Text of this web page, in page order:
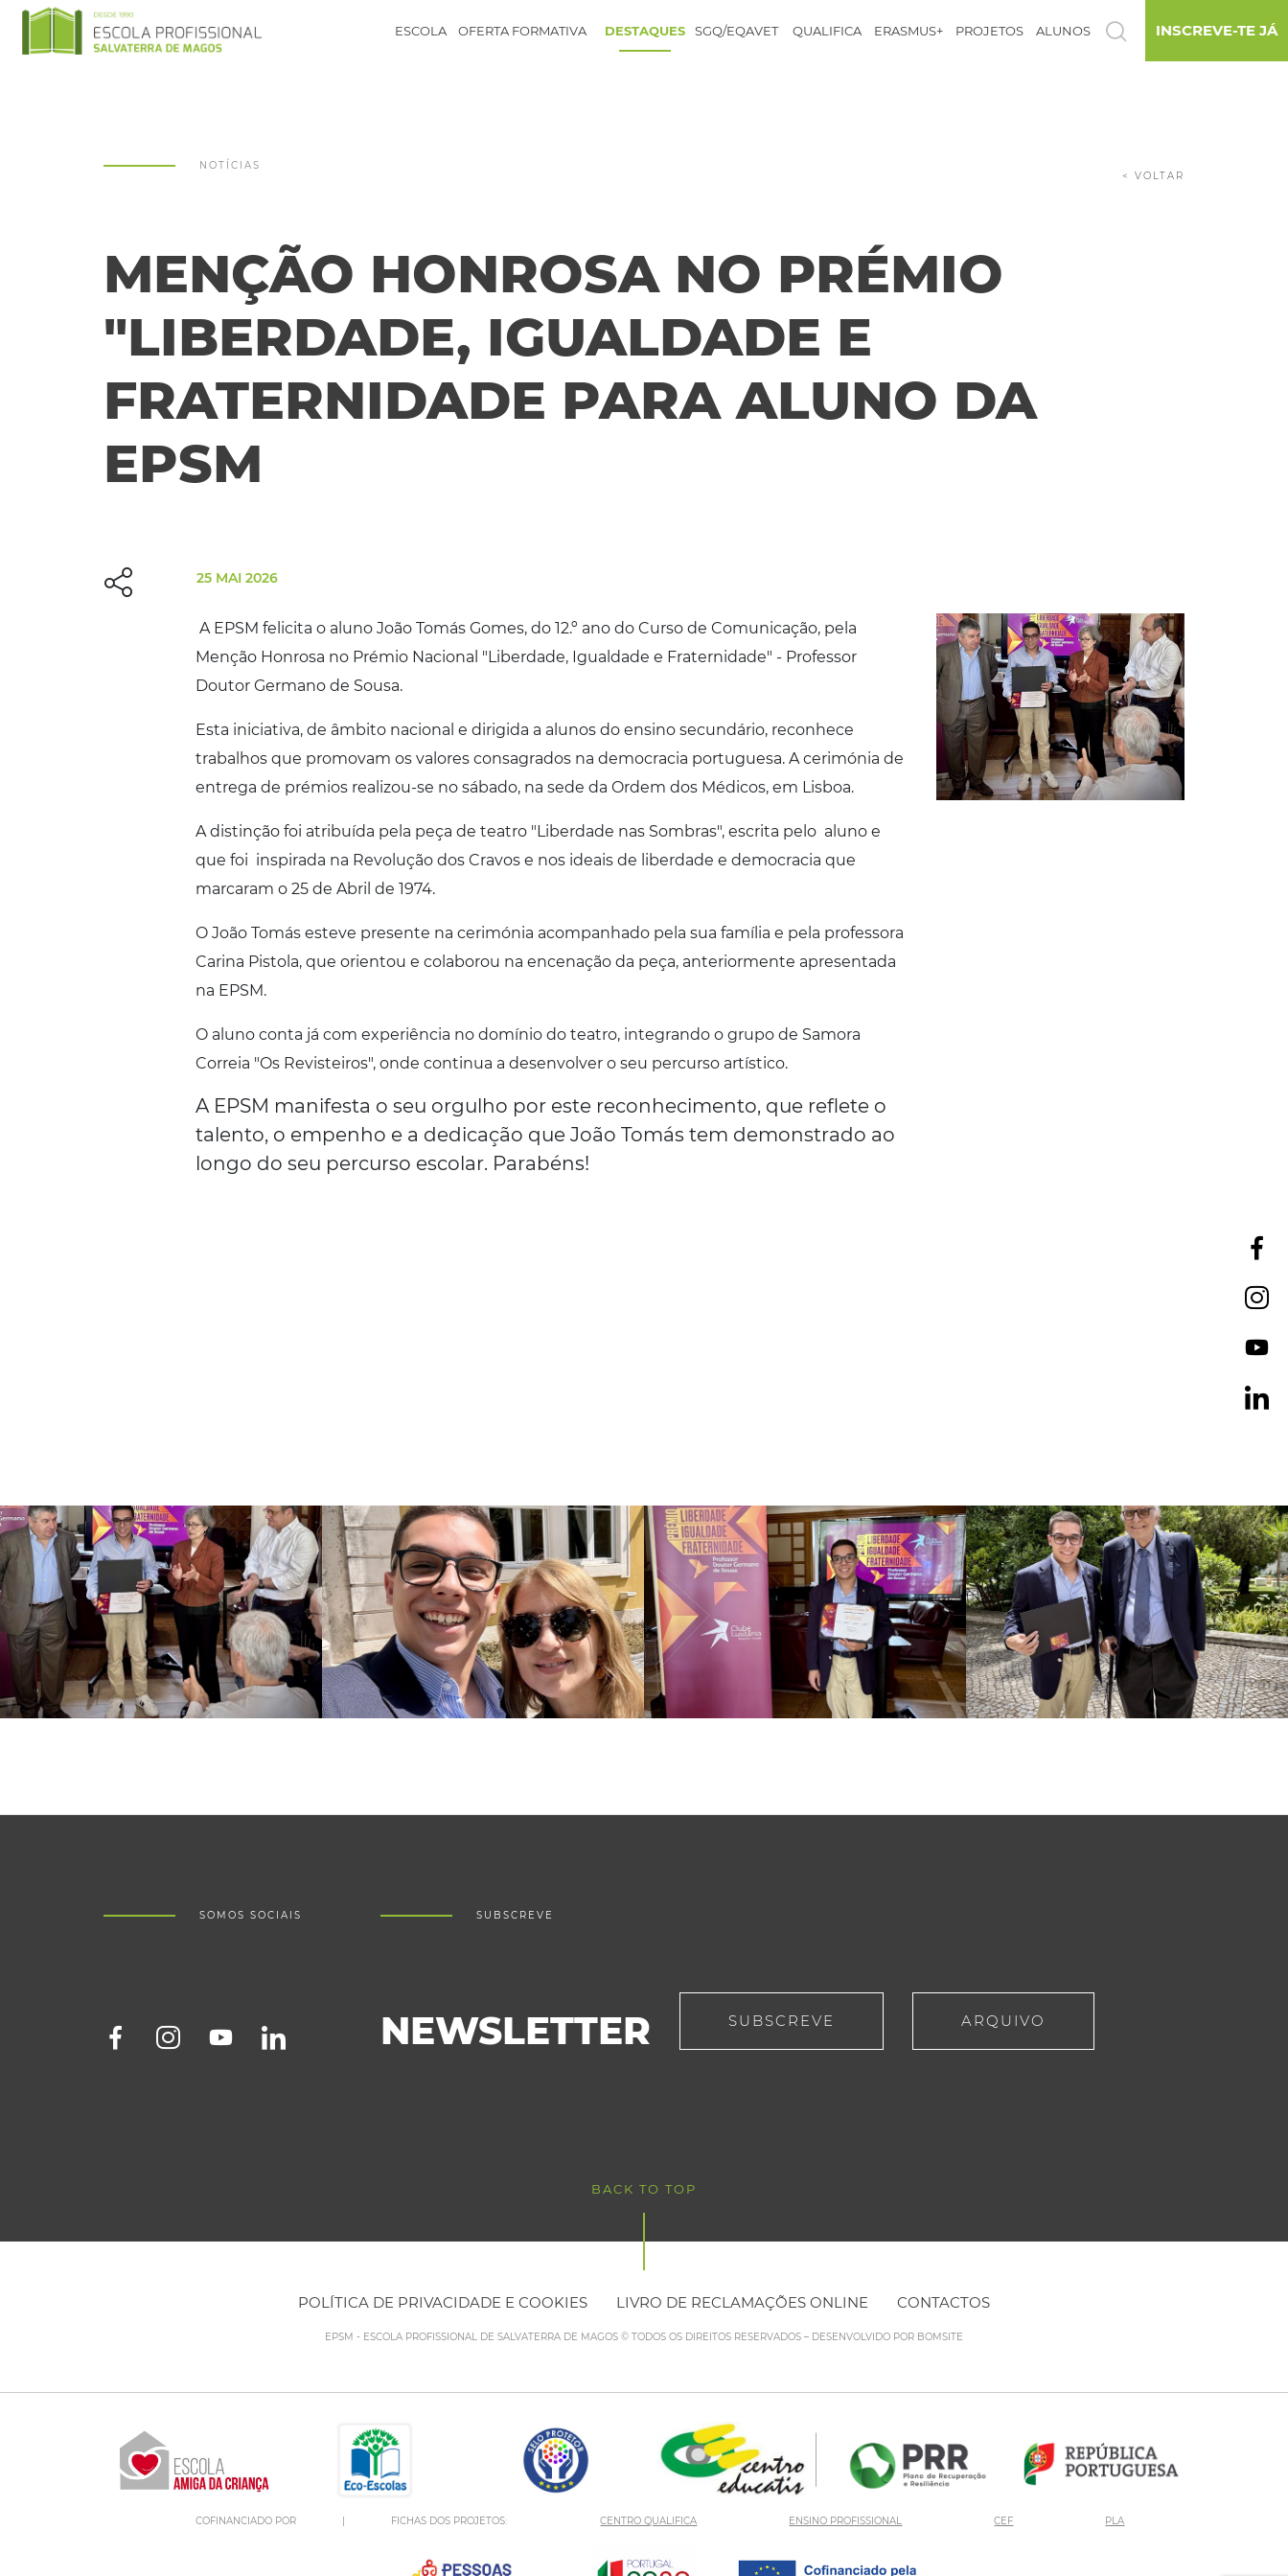
ESCOLA OFERTA FORMATIVA DESTAQUES SGQ/EQAVET QUALIFICA ERASMUS+ PROJETOS ALUNOS INSCREVE-TE JÁ
NOTÍCIAS
< VOLTAR
MENÇÃO HONROSA NO PRÉMIO
"LIBERDADE, IGUALDADE E
FRATERNIDADE PARA ALUNO DA
EPSM
25 MAI 2026
A EPSM felicita o aluno João Tomás Gomes, do 12.º ano do Curso de Comunicação, pela
Menção Honrosa no Prémio Nacional "Liberdade, Igualdade e Fraternidade" - Professor
Doutor Germano de Sousa.
Esta iniciativa, de âmbito nacional e dirigida a alunos do ensino secundário, reconhece
trabalhos que promovam os valores consagrados na democracia portuguesa. A cerimónia de
entrega de prémios realizou-se no sábado, na sede da Ordem dos Médicos, em Lisboa.
A distinção foi atribuída pela peça de teatro "Liberdade nas Sombras", escrita pelo aluno e
que foi inspirada na Revolução dos Cravos e nos ideais de liberdade e democracia que
marcaram o 25 de Abril de 1974.
O João Tomás esteve presente na cerimónia acompanhado pela sua família e pela professora
Carina Pistola, que orientou e colaborou na encenação da peça, anteriormente apresentada
na EPSM.
O aluno conta já com experiência no domínio do teatro, integrando o grupo de Samora
Correia "Os Revisteiros", onde continua a desenvolver o seu percurso artístico.
A EPSM manifesta o seu orgulho por este reconhecimento, que reflete o
talento, o empenho e a dedicação que João Tomás tem demonstrado ao
longo do seu percurso escolar. Parabéns!
BACK TO TOP
SOMOS SOCIAIS SUBSCREVE
NEWSLETTER SUBSCREVE ARQUIVO
POLÍTICA DE PRIVACIDADE E COOKIES LIVRO DE RECLAMAÇÕES ONLINE CONTACTOS
EPSM - ESCOLA PROFISSIONAL DE SALVATERRA DE MAGOS © TODOS OS DIREITOS RESERVADOS – DESENVOLVIDO POR BOMSITE
COFINANCIADO POR | FICHAS DOS PROJETOS: CENTRO QUALIFICA ENSINO PROFISSIONAL CEF PLA